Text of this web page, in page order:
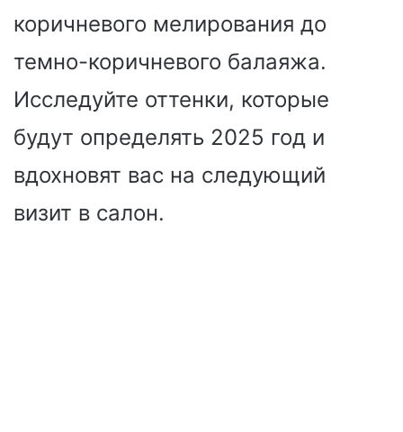
коричневого мелирования до
темно-коричневого балаяжа.
Исследуйте оттенки, которые
будут определять 2025 год и
вдохновят вас на следующий
визит в салон.